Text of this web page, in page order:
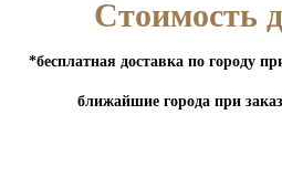
Стоимость
*бесплатная доставка по городу
ближайшие города при